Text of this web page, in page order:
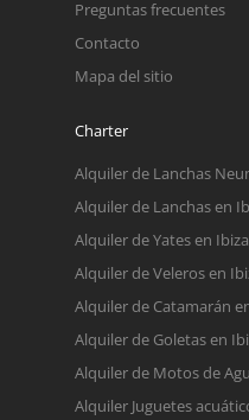
Preguntas frecuentes
Contacto
Mapa del sitio
Charter
Alquiler de Lanchas
Alquiler de Lanchas en
Alquiler de Yates en Ibiza
Alquiler de Veleros en
Alquiler de Catamarán
Alquiler de Goletas en
Alquiler de Motos de
Alquiler Juguetes